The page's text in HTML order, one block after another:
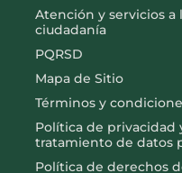
Atención y servicios a
ciudadanía
PQRSD
Mapa de Sitio
Términos y
Política de privacidad
tratamiento de datos
Política de derechos